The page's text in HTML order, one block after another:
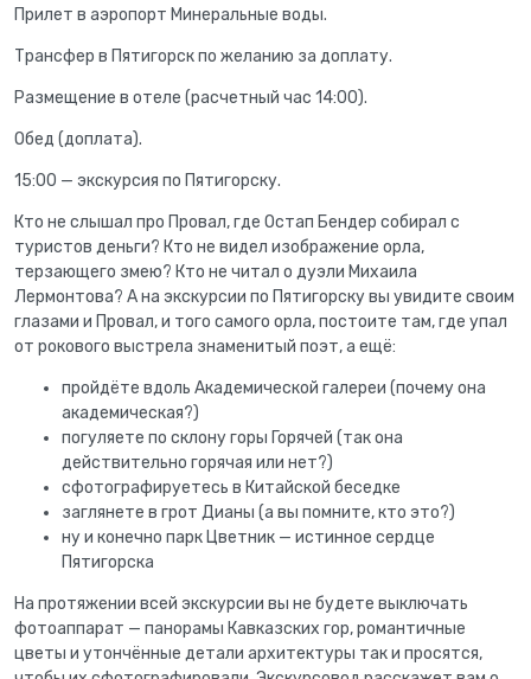
Прилет в аэропорт Минеральные воды.
Трансфер в Пятигорск по желанию за доплату.
Размещение в отеле (расчетный час 14:00).
Обед (доплата).
15:00 — экскурсия по Пятигорску.
Кто не слышал про Провал, где Остап Бендер собирал с
туристов деньги? Кто не видел изображение орла,
терзающего змею? Кто не читал о дуэли Михаила
Лермонтова? А на экскурсии по Пятигорску вы увидите своим
глазами и Провал, и того самого орла, постоите там, где упал
от рокового выстрела знаменитый поэт, а ещё:
пройдёте вдоль Академической галереи (почему она
академическая?)
погуляете по склону горы Горячей (так она
действительно горячая или нет?)
сфотографируетесь в Китайской беседке
заглянете в грот Дианы (а вы помните, кто это?)
ну и конечно парк Цветник — истинное сердце
Пятигорска
На протяжении всей экскурсии вы не будете выключать
фотоаппарат — панорамы Кавказских гор, романтичные
цветы и утончённые детали архитектуры так и просятся,